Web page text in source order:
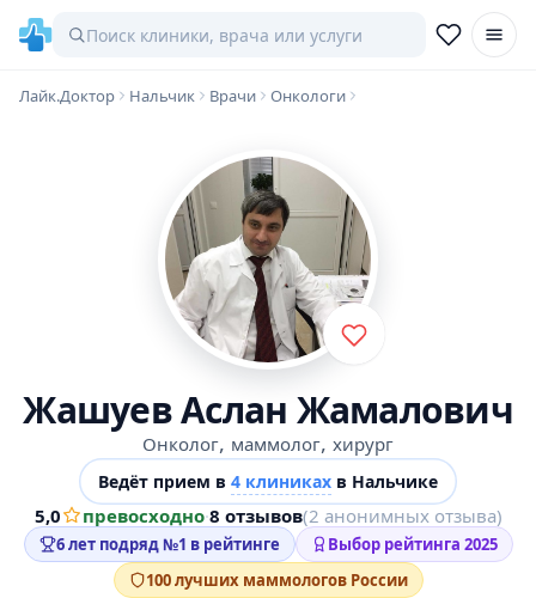
Лайк.Доктор Нальчик Врачи Онкологи
Жашуев Аслан Жамалович
Онколог, маммолог, хирург
Ведёт прием в 4 клиниках в Нальчике
5,0 превосходно·8 отзывов(2 анонимных отзыва)
6 лет подряд №1 в рейтинге
Выбор рейтинга 2025
100 лучших маммологов России